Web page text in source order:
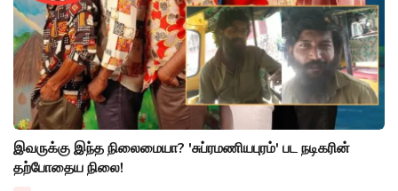
இவருக்கு இந்த நிலைமையா? 'சுப்ரமணியபுரம்' பட நடிகரின்
தற்போதைய நிலை!